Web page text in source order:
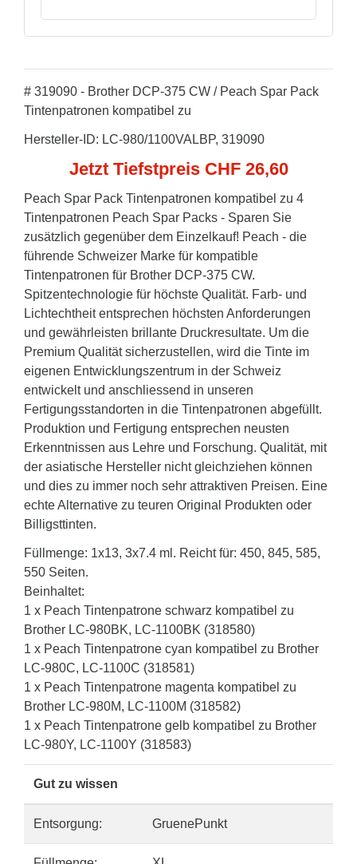
# 319090 - Brother DCP-375 CW / Peach Spar Pack
Tintenpatronen kompatibel zu
Hersteller-ID: LC-980/1100VALBP, 319090
Jetzt Tiefstpreis CHF 26,60
Peach Spar Pack Tintenpatronen kompatibel zu 4
Tintenpatronen Peach Spar Packs - Sparen Sie
zusätzlich gegenüber dem Einzelkauf! Peach - die
führende Schweizer Marke für kompatible
Tintenpatronen für Brother DCP-375 CW.
Spitzentechnologie für höchste Qualität. Farb- und
Lichtechtheit entsprechen höchsten Anforderungen
und gewährleisten brillante Druckresultate. Um die
Premium Qualität sicherzustellen, wird die Tinte im
eigenen Entwicklungszentrum in der Schweiz
entwickelt und anschliessend in unseren
Fertigungsstandorten in die Tintenpatronen abgefüllt.
Produktion und Fertigung entsprechen neusten
Erkenntnissen aus Lehre und Forschung. Qualität, mit
der asiatische Hersteller nicht gleichziehen können
und dies zu immer noch sehr attraktiven Preisen. Eine
echte Alternative zu teuren Original Produkten oder
Billigsttinten.
Füllmenge: 1x13, 3x7.4 ml. Reicht für: 450, 845, 585,
550 Seiten.
Beinhaltet:
1 x Peach Tintenpatrone schwarz kompatibel zu
Brother LC-980BK, LC-1100BK (318580)
1 x Peach Tintenpatrone cyan kompatibel zu Brother
LC-980C, LC-1100C (318581)
1 x Peach Tintenpatrone magenta kompatibel zu
Brother LC-980M, LC-1100M (318582)
1 x Peach Tintenpatrone gelb kompatibel zu Brother
LC-980Y, LC-1100Y (318583)
Gut zu wissen
Entsorgung: GruenePunkt